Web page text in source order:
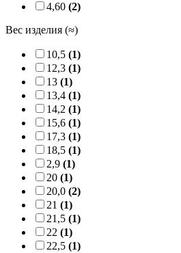
4,60 (2)
Вес изделия (≈)
10,5 (1)
12,3 (1)
13 (1)
13,4 (1)
14,2 (1)
15,6 (1)
17,3 (1)
18,5 (1)
2,9 (1)
20 (1)
20,0 (2)
21 (1)
21,5 (1)
22 (1)
22,5 (1)